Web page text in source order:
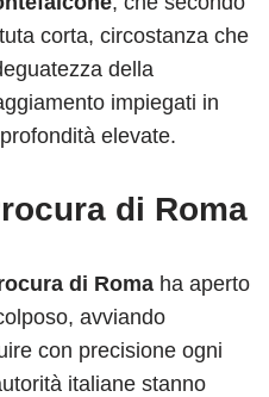
corta, circostanza che
della
impiegati in
elevate.
di Roma
di Roma ha aperto
avviando
con precisione ogni
italiane stanno